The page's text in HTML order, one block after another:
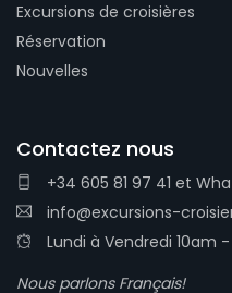
Excursions de croisières
Réservation
Nouvelles
Contactez nous
+34 605 81 97 41 et
info@excursions-
Lundi à Vendredi 10am
Nous parlons Français!